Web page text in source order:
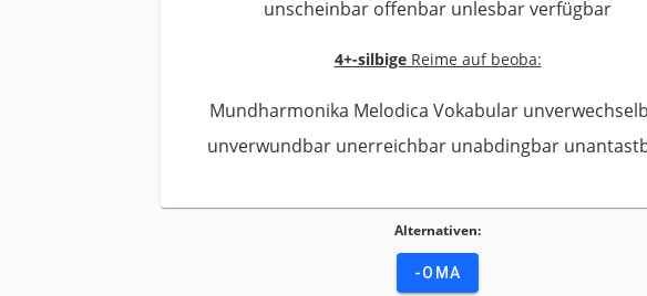
unscheinbar offenbar unlesbar verfügbar
4+-silbigeReime auf beoba:
Mundharmonika Melodica Vokabular
unverwundbar unerreichbar unabdingbar
Alternativen:
-OMA